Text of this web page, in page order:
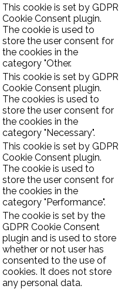
This cookie is set by GDPR
Cookie Consent plugin.
The cookie is used to
store the user consent for
the cookies in the
category "Other.
This cookie is set by GDPR
Cookie Consent plugin.
The cookies is used to
store the user consent for
the cookies in the
category "Necessary".
This cookie is set by GDPR
Cookie Consent plugin.
The cookie is used to
store the user consent for
the cookies in the
category "Performance".
The cookie is set by the
GDPR Cookie Consent
plugin and is used to store
whether or not user has
consented to the use of
cookies. It does not store
any personal data.